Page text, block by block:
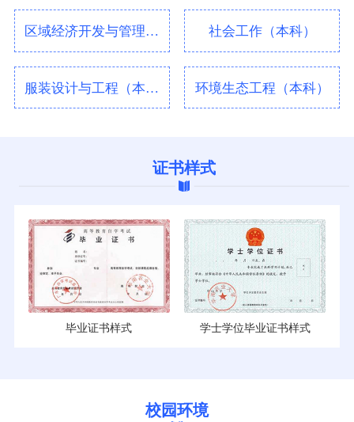
区域经济开发与管理（本科） 社会工作（本科）
服装设计与工程（本科） 环境生态工程（本科）
证书样式
毕业证书样式 学士学位毕业证书样式
校园环境